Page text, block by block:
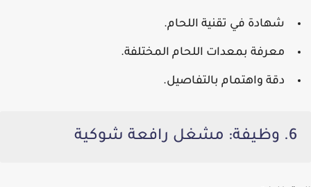
شهادة في تقنية اللحام.
معرفة بمعدات اللحام المختلفة.
دقة واهتمام بالتفاصيل.
6. وظيفة: مشغل رافعة شوكية